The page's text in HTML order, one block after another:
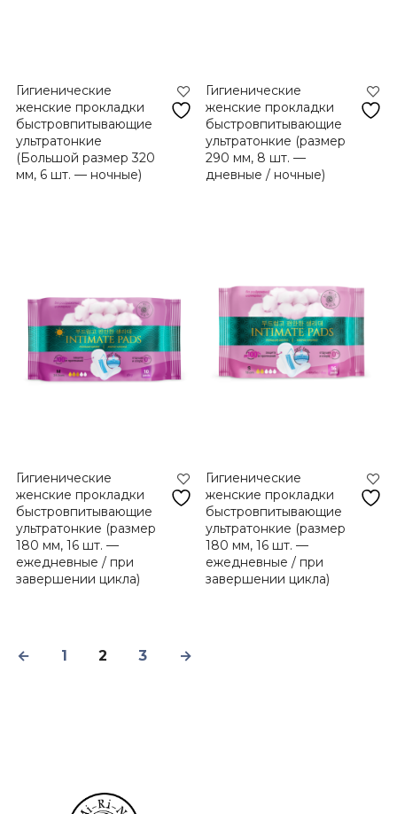
Гигиенические
женские прокладки
быстровпитывающие
ультратонкие
(Большой размер 320
мм, 6 шт. — ночные)
Гигиенические
женские прокладки
быстровпитывающие
ультратонкие (размер
290 мм, 8 шт. —
дневные / ночные)
Гигиенические
женские прокладки
быстровпитывающие
ультратонкие (размер
180 мм, 16 шт. —
ежедневные / при
завершении цикла)
Гигиенические
женские прокладки
быстровпитывающие
ультратонкие (размер
180 мм, 16 шт. —
ежедневные / при
завершении цикла)
← 1 2 3 →